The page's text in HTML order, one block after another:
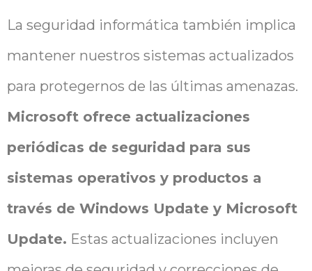
La seguridad informática también implica
mantener nuestros sistemas actualizados
para protegernos de las últimas amenazas.
Microsoft ofrece actualizaciones
periódicas de seguridad para sus
sistemas operativos y productos a
través de Windows Update y Microsoft
Update. Estas actualizaciones incluyen